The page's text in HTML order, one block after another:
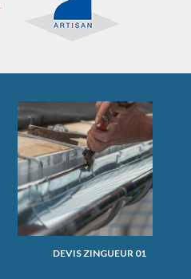
DEVIS ZINGUEUR 01